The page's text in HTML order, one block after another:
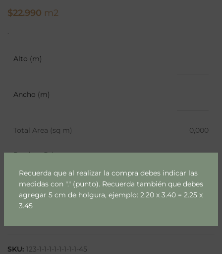
Recuerda que al realizar la compra debes indicar las
medidas con "." (punto). Recuerda también que debes
agregar 5 cm de holgura, ejemplo: 2.20 x 3.40 = 2.25 x
3.45
$22.990 m2
.
Alto (m)
Ancho (m)
Total Area (sq m) 0,000
Product Price
AÑADIR AL CARRITO
SKU: 123-1-1-1-1-1-1-1-1-45